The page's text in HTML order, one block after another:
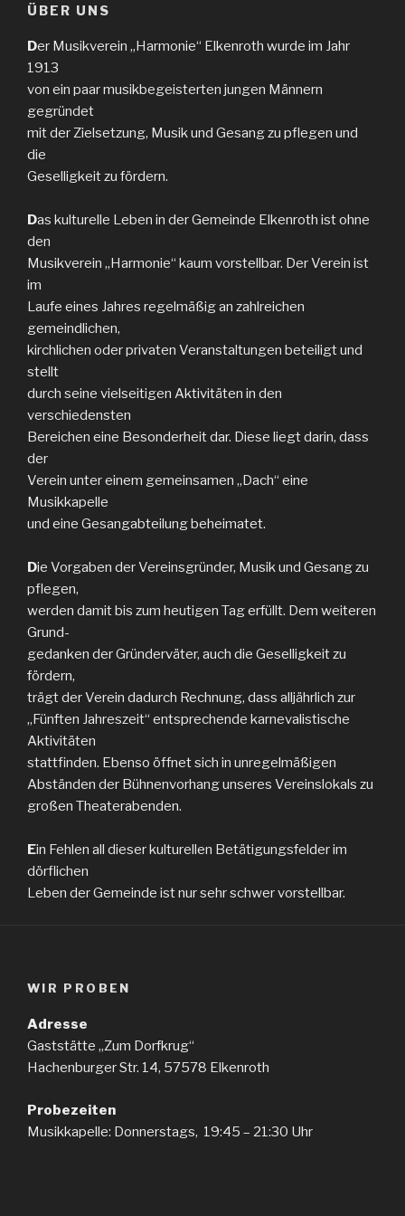
ÜBER UNS
Der Musikverein „Harmonie“ Elkenroth wurde im Jahr
1913
von ein paar musikbegeisterten jungen Männern
gegründet
mit der Zielsetzung, Musik und Gesang zu pflegen und
die
Geselligkeit zu fördern.
Das kulturelle Leben in der Gemeinde Elkenroth ist ohne
den
Musikverein „Harmonie“ kaum vorstellbar. Der Verein ist
im
Laufe eines Jahres regelmäßig an zahlreichen
gemeindlichen,
kirchlichen oder privaten Veranstaltungen beteiligt und
stellt
durch seine vielseitigen Aktivitäten in den
verschiedensten
Bereichen eine Besonderheit dar. Diese liegt darin, dass
der
Verein unter einem gemeinsamen „Dach“ eine
Musikkapelle
und eine Gesangabteilung beheimatet.
Die Vorgaben der Vereinsgründer, Musik und Gesang zu
pflegen,
werden damit bis zum heutigen Tag erfüllt. Dem weiteren
Grund-
gedanken der Gründerväter, auch die Geselligkeit zu
fördern,
trägt der Verein dadurch Rechnung, dass alljährlich zur
„Fünften Jahreszeit“ entsprechende karnevalistische
Aktivitäten
stattfinden. Ebenso öffnet sich in unregelmäßigen
Abständen der Bühnenvorhang unseres Vereinslokals zu
großen Theaterabenden.
Ein Fehlen all dieser kulturellen Betätigungsfelder im
dörflichen
Leben der Gemeinde ist nur sehr schwer vorstellbar.
WIR PROBEN
Adresse
Gaststätte „Zum Dorfkrug“
Hachenburger Str. 14, 57578 Elkenroth
Probezeiten
Musikkapelle: Donnerstags, 19:45 – 21:30 Uhr